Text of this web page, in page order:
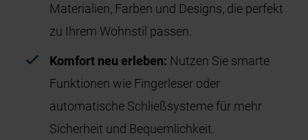
Materialien, Farben und Designs, die perfekt
zu Ihrem Wohnstil passen.
Komfort neu erleben: Nutzen Sie smarte
Funktionen wie Fingerleser oder
automatische Schließsysteme für mehr
Sicherheit und Bequemlichkeit.